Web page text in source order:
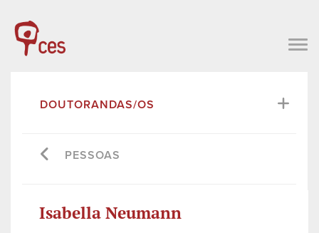
DOUTORANDAS/OS
PESSOAS
Isabella Neumann